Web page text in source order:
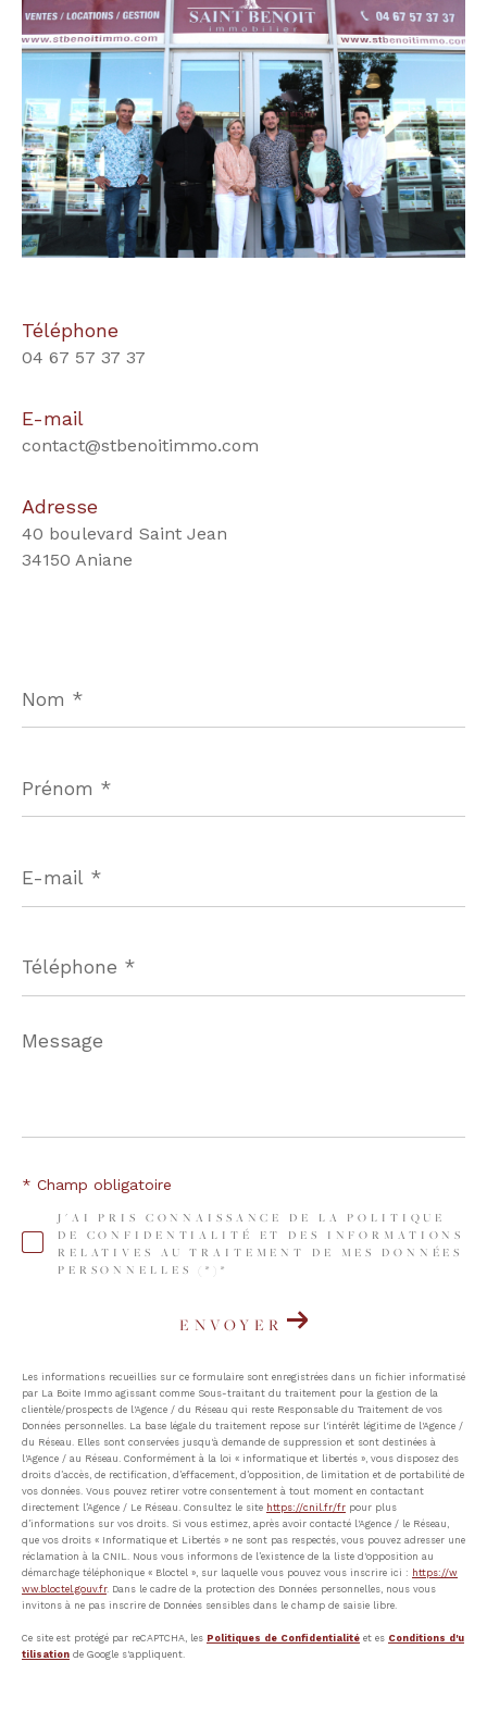
Téléphone
04 67 57 37 37
E-mail
contact@stbenoitimmo.com
Adresse
40 boulevard Saint Jean
34150 Aniane
*
*
mail
*
*
Message
*
J'AI PRIS CONNAISSANCE DE LA POLITIQUE
DE CONFIDENTIALITÉ ET DES INFORMATIONS
RELATIVES AU TRAITEMENT DE MES DONNÉES
PERSONNELLES (*)*
* Champ obligatoire
ENVOYER
Les informations recueillies sur ce formulaire sont enregistrées dans un fichier informatisé
par La Boite Immo agissant comme Sous-traitant du traitement pour la gestion de la
clientèle/prospects de l'Agence / du Réseau qui reste Responsable du Traitement de vos
Données personnelles. La base légale du traitement repose sur l'intérêt légitime de l'Agence /
du Réseau. Elles sont conservées jusqu'à demande de suppression et sont destinées à
l'Agence / au Réseau. Conformément à la loi « informatique et libertés », vous disposez des
droits d’accès, de rectification, d’effacement, d’opposition, de limitation et de portabilité de
vos données. Vous pouvez retirer votre consentement à tout moment en contactant
directement l’Agence / Le Réseau. Consultez le site https://cnil.fr/fr pour plus
d’informations sur vos droits. Si vous estimez, après avoir contacté l'Agence / le Réseau,
que vos droits « Informatique et Libertés » ne sont pas respectés, vous pouvez adresser une
réclamation à la CNIL. Nous vous informons de l’existence de la liste d'opposition au
démarchage téléphonique « Bloctel », sur laquelle vous pouvez vous inscrire ici : https://w
ww.bloctel.gouv.fr. Dans le cadre de la protection des Données personnelles, nous vous
invitons à ne pas inscrire de Données sensibles dans le champ de saisie libre.
Ce site est protégé par reCAPTCHA, les Politiques de Confidentialité et es Conditions d'u
tilisation de Google s'appliquent.